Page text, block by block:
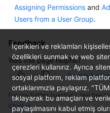
Administrator
Guide
Best
Practices
Troubleshooting
FAQs
Assigning Permissions and
Users from a User Group.
Feedback
Was this page helpful?
Provide
For any further questions, feel free
Chatbot
İçerikleri ve reklamları
özellikleri sunmak ve web
çerezleri kullanırız. Ayrıca
sosyal platform, reklam
ortaklarımızla paylaşırız.
tıklayarak bu amaçları ve
paylaşılmasını kabul etmiş